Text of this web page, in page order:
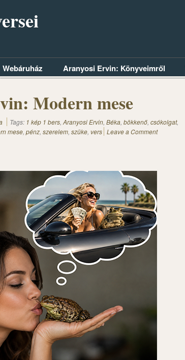
Webáruház Aranyosi Ervin: Könyveimről
Modern mese
Tags: 1 kép 1 bers, Aranyosi Ervin, Béka, bökkenő, csókolgat,
mese, pénz, szerelem, szüke, vers Leave a Comment